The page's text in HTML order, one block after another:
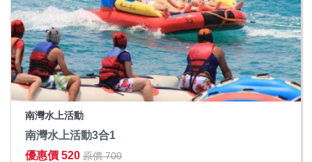
南灣水上活動
南灣水上活動3合1
優惠價 520 原價 700